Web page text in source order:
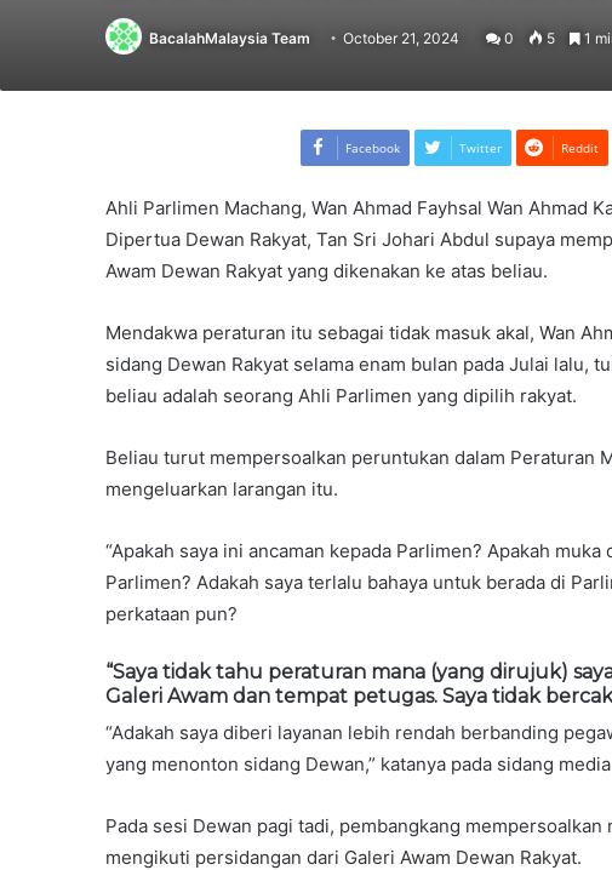
BacalahMalaysia Team October 21, 2024 0 5 1
Facebook Twitter Reddit
Ahli Parlimen Machang, Wan Ahmad Fayhsal Wan Ahmad
Dipertua Dewan Rakyat, Tan Sri Johari Abdul supaya
Awam Dewan Rakyat yang dikenakan ke atas beliau.
Mendakwa peraturan itu sebagai tidak masuk akal, Wan
sidang Dewan Rakyat selama enam bulan pada Julai lalu,
beliau adalah seorang Ahli Parlimen yang dipilih rakyat.
Beliau turut mempersoalkan peruntukan dalam Peraturan
mengeluarkan larangan itu.
“Apakah saya ini ancaman kepada Parlimen? Apakah
Parlimen? Adakah saya terlalu bahaya untuk berada di
perkataan pun?
“Saya tidak tahu peraturan mana (yang dirujuk)
Galeri Awam dan tempat petugas. Saya tidak
“Adakah saya diberi layanan lebih rendah berbanding
yang menonton sidang Dewan,” katanya pada sidang
Pada sesi Dewan pagi tadi, pembangkang
mengikuti persidangan dari Galeri Awam Dewan Rakyat.